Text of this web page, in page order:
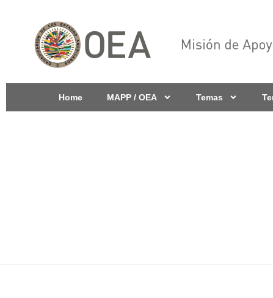
Home MAPP / OEA Temas